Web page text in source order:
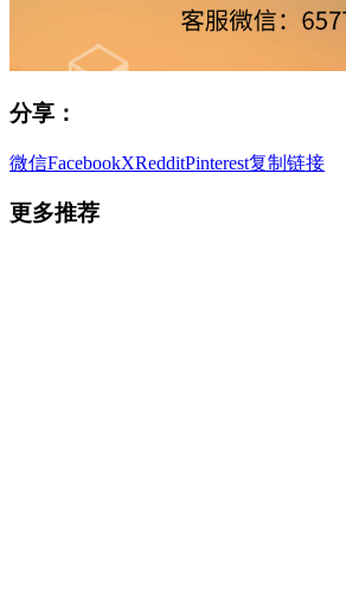
分享：
微信FacebookXRedditPinterest复制链接
更多推荐